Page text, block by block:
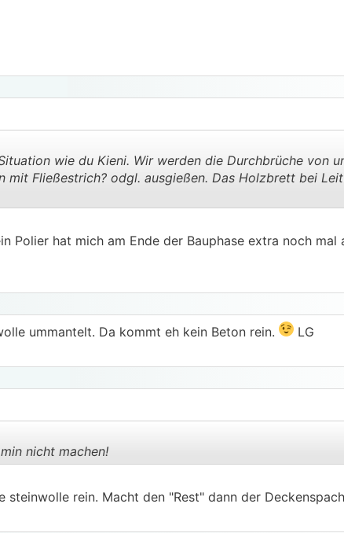
wie du Kieni. Wir werden die Durchbrüche von
mit Fließestrich? odgl. ausgießen. Das Holzbrett bei
Polier hat mich am Ende der Bauphase extra noch mal
ummantelt. Da kommt eh kein Beton rein.
LG
nicht machen!
steinwolle rein. Macht den "Rest" dann der